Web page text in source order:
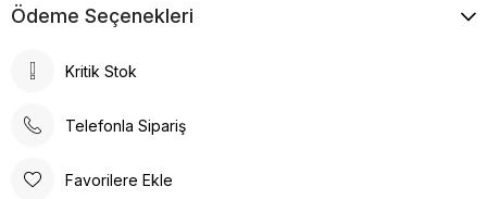
Ödeme Seçenekleri
Kritik Stok
Telefonla Sipariş
Favorilere Ekle